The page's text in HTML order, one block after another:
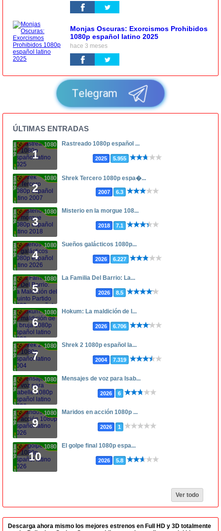
Monjas Oscuras: Exorcismos Prohibidos
1080p español latino 2025
hace 3 meses
Telegram
ÚLTIMAS ENTRADAS
1
1080p Rastreado 1080p español ...
2025 5.955
2
1080p Shrek Tercero 1080p espa�...
2007 6.3
3
1080p Misterio en la morgue 108...
2018 7.1
4
1080p Sueños galácticos 1080p...
2026 6.227
5
1080p La Familia Del Barrio: La...
2026 8.5
6
1080p Hokum: La maldición de l...
2026 6.706
7
1080p Shrek 2 1080p español la...
2004 7.319
8
1080p Mensajes de voz para Isab...
2026 6
9
1080p Maridos en acción 1080p ...
2026 1
10
1080p El golpe final 1080p espa...
2026 5.8
Ver todo
Descarga ahora mismo los mejores estrenos en Full HD y 3D totalmente